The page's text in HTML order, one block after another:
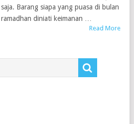
saja. Barang siapa yang puasa di bulan
ramadhan diniati keimanan …
Read More